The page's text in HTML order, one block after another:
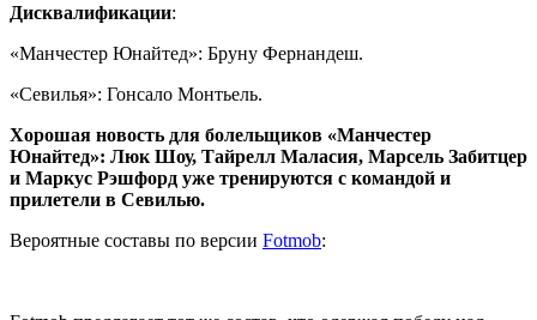
Дисквалификации:
«Манчестер Юнайтед»: Бруну Фернандеш.
«Севилья»: Гонсало Монтьель.
Хорошая новость для болельщиков «Манчестер
Юнайтед»: Люк Шоу, Тайрелл Маласия, Марсель Забитцер
и Маркус Рэшфорд уже тренируются с командой и
прилетели в Севилью.
Вероятные составы по версии Fotmob: